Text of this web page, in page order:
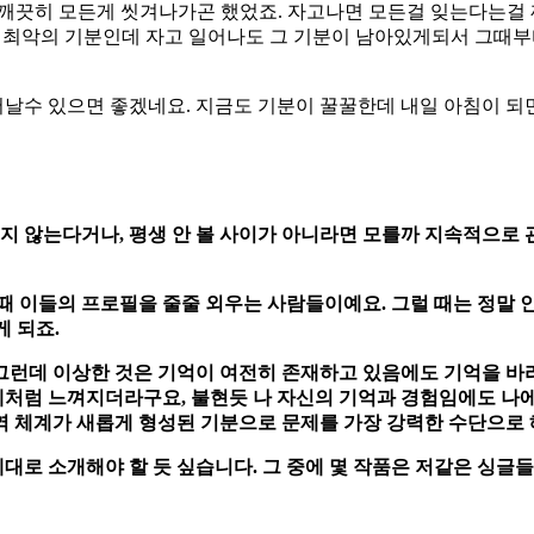
끗히 모든게 씻겨나가곤 했었죠. 자고나면 모든걸 잊는다는
악의 기분인데 자고 일어나도 그 기분이 남아있게되서 그때
수 있으면 좋겠네요. 지금도 기분이 꿀꿀한데 내일 아침이 되
않는다거나, 평생 안 볼 사이가 아니라면 모를까 지속적으
이들의 프로필을 줄줄 외우는 사람들이예요. 그럴 때는 정말
되죠.
데 이상한 것은 기억이 여전히 존재하고 있음에도 기억을
럼 느껴지더라구요, 불현듯 나 자신의 기억과 경험임에도
체계가 새롭게 형성된 기분으로 문제를 가장 강력한 수단으로
로 소개해야 할 듯 싶습니다. 그 중에 몇 작품은 저같은 싱글